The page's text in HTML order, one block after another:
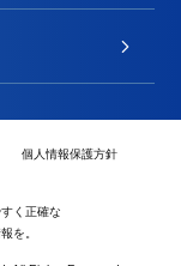
個人情報保護方針
く正確な
を。